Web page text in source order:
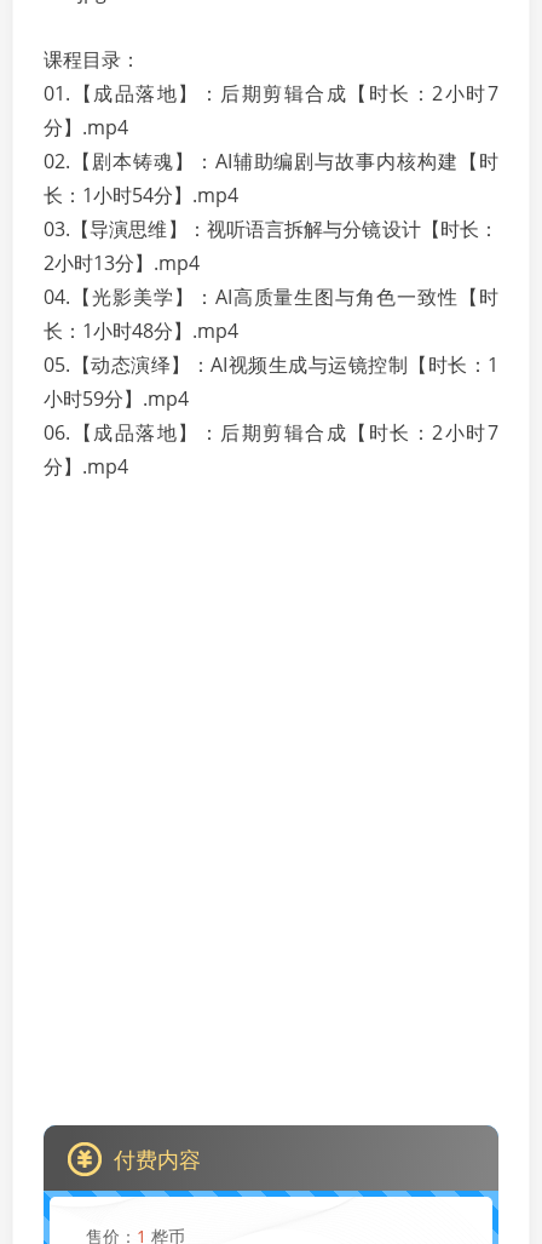
课程目录：
01.【成品落地】：后期剪辑合成【时长：2小时7
分】.mp4
02.【剧本铸魂】：AI辅助编剧与故事内核构建【时
长：1小时54分】.mp4
03.【导演思维】：视听语言拆解与分镜设计【时长：
2小时13分】.mp4
04.【光影美学】：AI高质量生图与角色一致性【时
长：1小时48分】.mp4
05.【动态演绎】：AI视频生成与运镜控制【时长：1
小时59分】.mp4
06.【成品落地】：后期剪辑合成【时长：2小时7
分】.mp4
付费内容
售价： 1 桦币